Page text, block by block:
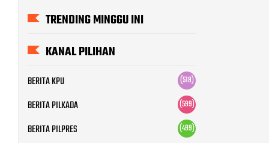
TRENDING MINGGU INI
KANAL PILIHAN
BERITA KPU (518)
BERITA PILKADA (599)
BERITA PILPRES (499)